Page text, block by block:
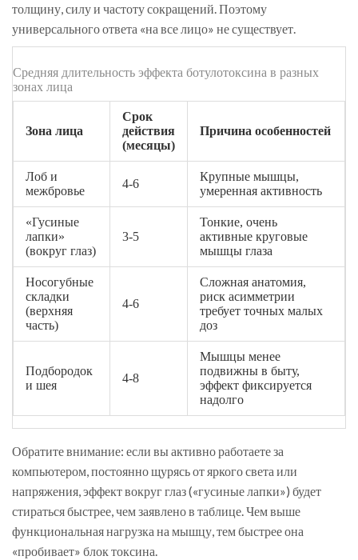
толщину, силу и частоту сокращений. Поэтому
универсального ответа «на все лицо» не существует.
Средняя длительность эффекта ботулотоксина в разных
зонах лица
Зона лица
Срок
действия
(месяцы)
Причина особенностей
Лоб и
межбровье
4-6
Крупные мышцы,
умеренная активность
«Гусиные
лапки»
(вокруг глаз)
3-5
Тонкие, очень
активные круговые
мышцы глаза
Носогубные
складки
(верхняя
часть)
4-6
Сложная анатомия,
риск асимметрии
требует точных малых
доз
Подбородок
и шея
4-8
Мышцы менее
подвижны в быту,
эффект фиксируется
надолго
Обратите внимание: если вы активно работаете за
компьютером, постоянно щурясь от яркого света или
напряжения, эффект вокруг глаз («гусиные лапки») будет
стираться быстрее, чем заявлено в таблице. Чем выше
функциональная нагрузка на мышцу, тем быстрее она
«пробивает» блок токсина.